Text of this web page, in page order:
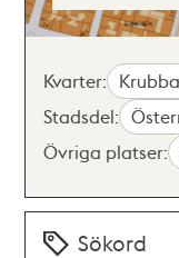
Kvarter:
Stadsdel:
Övriga platser:
Sökord